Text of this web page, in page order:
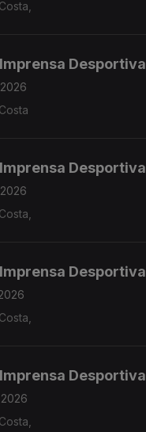
Desportiva
Desportiva
Desportiva
Desportiva